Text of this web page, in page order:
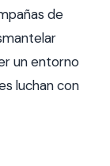
de
un entorno
luchan con